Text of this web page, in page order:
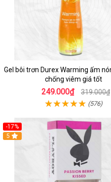
Gel bôi trơn Durex Warming ấm
chống viêm giá tốt
249.000₫ 319.000₫
(576)
-17%
5